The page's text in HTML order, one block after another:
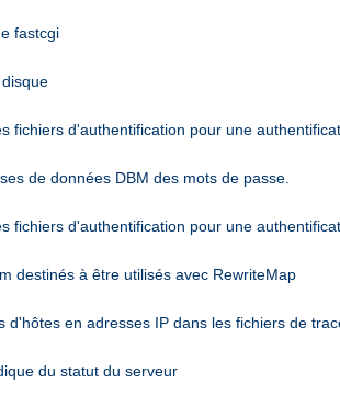
fastcgi
fichiers d'authentification pour une
de données DBM des mots de passe.
fichiers d'authentification pour une
destinés à être utilisés avec RewriteMap
d'hôtes en adresses IP dans les fichiers de
du statut du serveur